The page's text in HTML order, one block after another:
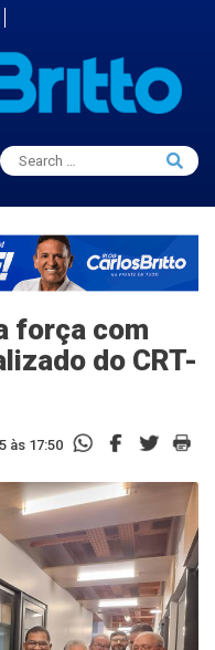
Search
for:
Search
força com
do CRT-
às 17:50